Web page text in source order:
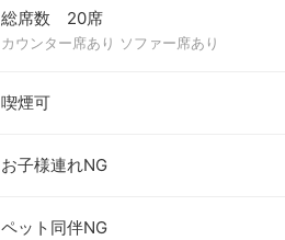
総席数 20席
カウンター席あり ソファー席あり
喫煙可
お子様連れNG
ペット同伴NG